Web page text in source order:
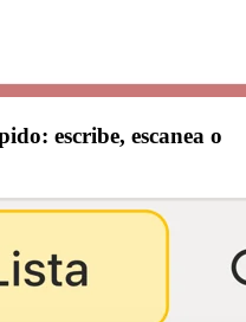
escribe, escanea o